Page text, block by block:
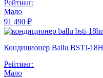
Рейтинг:
Мало
91 490 ₽
Кондиционер Ballu BSTI-
Рейтинг:
Мало